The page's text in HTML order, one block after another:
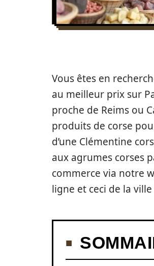
Vous êtes en
au meilleur prix sur
proche de Reims ou
produits de corse
d’une Clémentine
aux agrumes corses
commerce via notre
ligne et ceci de la ville